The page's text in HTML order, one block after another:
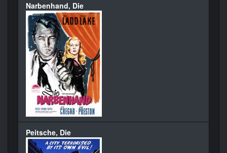
Narbenhand, Die
Peitsche, Die